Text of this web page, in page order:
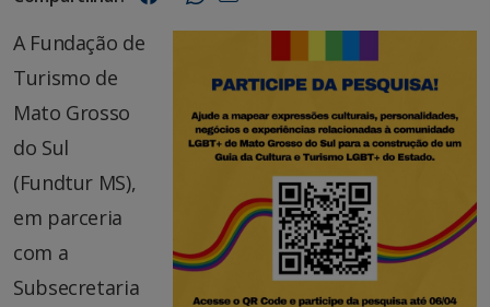
A Fundação de
Turismo de
Mato Grosso
do Sul
(Fundtur MS),
em parceria
com a
Subsecretaria